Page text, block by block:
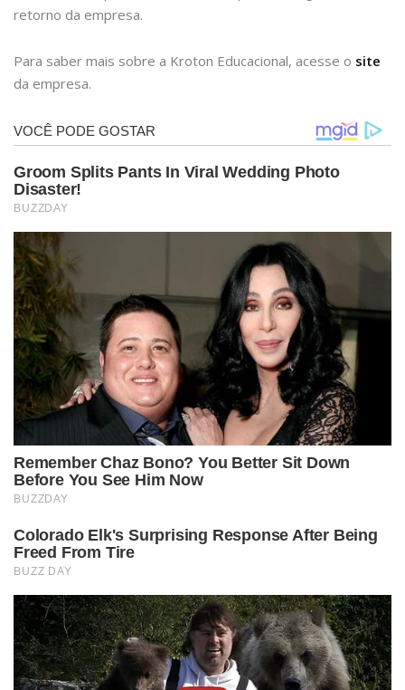
retorno da empresa.
Para saber mais sobre a Kroton Educacional, acesse o site
da empresa.